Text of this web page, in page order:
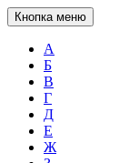
Кнопка меню
А
Б
В
Г
Д
Е
Ж